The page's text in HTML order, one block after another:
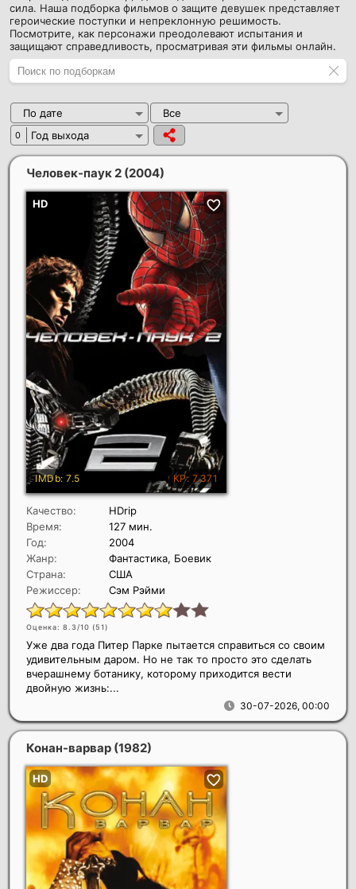
сила. Наша подборка фильмов о защите девушек представляет
героические поступки и непреклонную решимость.
Посмотрите, как персонажи преодолевают испытания и
защищают справедливость, просматривая эти фильмы онлайн.
По дате Все
0 Год выхода
Человек-паук 2 (2004)
Качество:
HDrip
Время:
127 мин.
Год:
2004
Жанр:
Фантастика, Боевик
Страна:
США
Режиссер:
Сэм Рэйми
Оценка: 8.3/10 (51)
30-07-2026, 00:00
Уже два года Питер Парке пытается справиться со своим
удивительным даром. Но не так то просто это сделать
вчерашнему ботанику, которому приходится вести
двойную жизнь:...
Конан-варвар (1982)